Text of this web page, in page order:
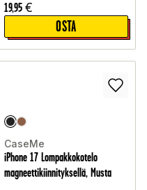
19,95 €
OSTA
CaseMe
iPhone 17 Lompakkokotelo
magneettikiinnityksellä, Musta